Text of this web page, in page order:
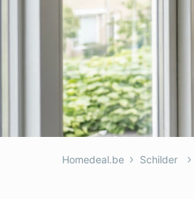
Homedeal.be Schilder